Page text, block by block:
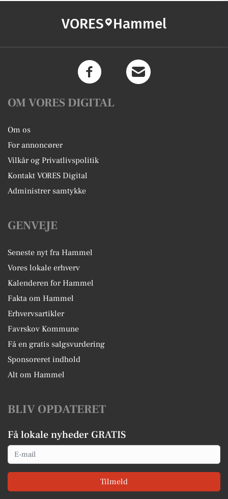
VORES Hammel
OM VORES DIGITAL
Om os
For annoncører
Vilkår og Privatlivspolitik
Kontakt VORES Digital
Administrer samtykke
GENVEJE
Seneste nyt fra Hammel
Vores lokale erhverv
Kalenderen for Hammel
Fakta om Hammel
Erhvervsartikler
Favrskov Kommune
Få en gratis salgsvurdering
Sponsoreret indhold
Alt om Hammel
BLIV OPDATERET
Få lokale nyheder GRATIS
Email
Tilmeld